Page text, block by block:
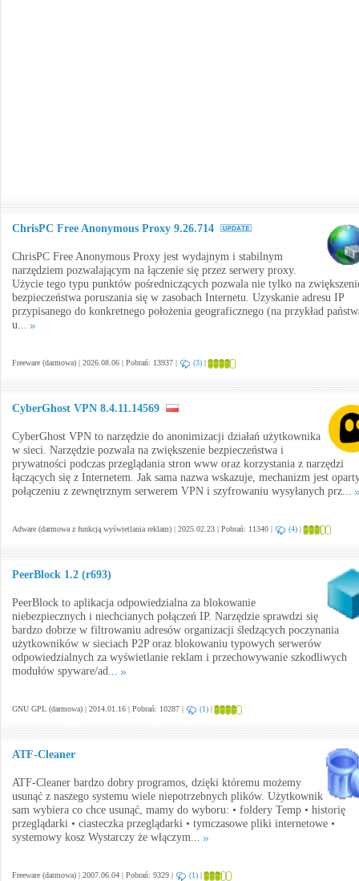
ChrisPC Free Anonymous Proxy 9.26.714
ChrisPC Free Anonymous Proxy jest wydajnym i stabilnym
narzędziem pozwalającym na łączenie się przez serwery proxy.
Użycie tego typu punktów pośredniczących pozwala nie tylko na
bezpieczeństwa poruszania się w zasobach Internetu. Uzyskanie adresu IP
przypisanego do konkretnego położenia geograficznego (na przykład
u...
Freeware (darmowa) | 2026.08.06 | Pobrań: 13937 | (3) |
CyberGhost VPN 8.4.11.14569
CyberGhost VPN to narzędzie do anonimizacji działań użytkownika
w sieci. Narzędzie pozwala na zwiększenie bezpieczeństwa i
prywatności podczas przeglądania stron www oraz korzystania z narzędzi
łączących się z Internetem. Jak sama nazwa wskazuje, mechanizm jest
połączeniu z zewnętrznym serwerem VPN i szyfrowaniu wysyłanych prz...
Adware (darmowa z funkcją wyświetlania reklam) | 2025.02.23 | Pobrań: 11340 | (4) |
PeerBlock 1.2 (r693)
PeerBlock to aplikacja odpowiedzialna za blokowanie
niebezpiecznych i niechcianych połączeń IP. Narzędzie sprawdzi się
bardzo dobrze w filtrowaniu adresów organizacji śledzących poczynania
użytkowników w sieciach P2P oraz blokowaniu typowych serwerów
odpowiedzialnych za wyświetlanie reklam i przechowywanie szkodliwych
modułów spyware/ad...
GNU GPL (darmowa) | 2014.01.16 | Pobrań: 10287 | (1) |
ATF-Cleaner
ATF-Cleaner bardzo dobry programos, dzięki któremu możemy
usunąć z naszego systemu wiele niepotrzebnych plików. Użytkownik
sam wybiera co chce usunąć, mamy do wyboru: • foldery Temp • historię
przeglądarki • ciasteczka przeglądarki • tymczasowe pliki internetowe •
systemowy kosz Wystarczy że włączym...
Freeware (darmowa) | 2007.06.04 | Pobrań: 9329 | (1) |